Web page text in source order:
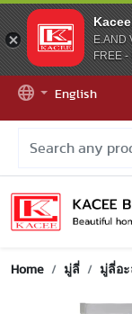
E.AND
FREE -
English
Home มู่ลี่ มู่ลี่อ